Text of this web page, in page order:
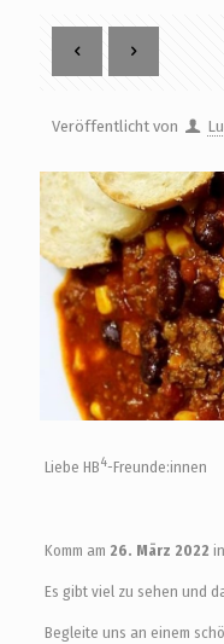
Veröffentlicht von
Liebe HB4-Freunde:innen
Komm am 26. März 2022
Es gibt viel zu sehen und
Begleite uns an einem